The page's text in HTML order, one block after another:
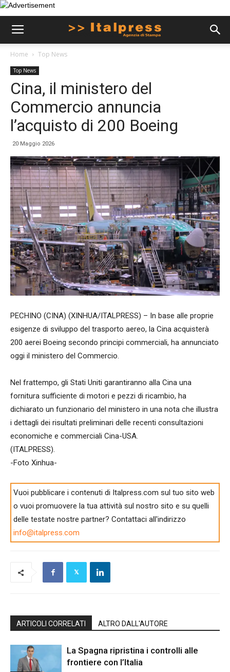
Home Top News
Top News
Cina, il ministero del
Commercio annuncia
l’acquisto di 200 Boeing
20 Maggio 2026
PECHINO (CINA) (XINHUA/ITALPRESS) – In base alle proprie
esigenze di sviluppo del trasporto aereo, la Cina acquisterà
200 aerei Boeing secondo principi commerciali, ha annunciato
oggi il ministero del Commercio.
Nel frattempo, gli Stati Uniti garantiranno alla Cina una
fornitura sufficiente di motori e pezzi di ricambio, ha
dichiarato un funzionario del ministero in una nota che illustra
i dettagli dei risultati preliminari delle recenti consultazioni
economiche e commerciali Cina-USA.
(ITALPRESS).
-Foto Xinhua-
Vuoi pubblicare i contenuti di Italpress.com sul tuo sito web
o vuoi promuovere la tua attività sul nostro sito e su quelli
delle testate nostre partner? Contattaci all'indirizzo
info@italpress.com
ARTICOLI CORRELATI ALTRO DALL'AUTORE
La Spagna ripristina i controlli alle
frontiere con l’Italia